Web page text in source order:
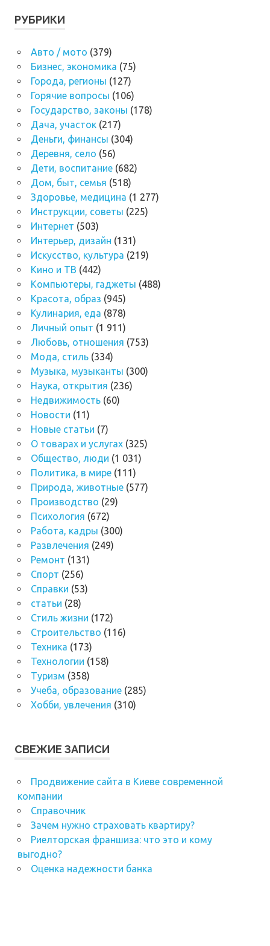
РУБРИКИ
Авто / мото (379)
Бизнес, экономика (75)
Города, регионы (127)
Горячие вопросы (106)
Государство, законы (178)
Дача, участок(217)
Деньги, финансы (304)
Деревня, село (56)
Дети, воспитание(682)
Дом, быт, семья (518)
Здоровье, медицина (1 277)
Инструкции, советы (225)
Интернет (503)
Интерьер, дизайн (131)
Искусство, культура (219)
Кино и ТВ (442)
Компьютеры, гаджеты (488)
Красота, образ (945)
Кулинария, еда (878)
Личный опыт (1 911)
Любовь, отношения (753)
Мода, стиль(334)
Музыка, музыканты (300)
Наука, открытия (236)
Недвижимость(60)
Новости (11)
Новые статьи (7)
О товарах и услугах(325)
Общество, люди (1 031)
Политика, в мире(111)
Природа, животные(577)
Производство (29)
Психология (672)
Работа, кадры (300)
Развлечения (249)
Ремонт (131)
Спорт (256)
Справки (53)
статьи (28)
Стиль жизни (172)
Строительство (116)
Техника (173)
Технологии (158)
Туризм (358)
Учеба, образование(285)
Хобби, увлечения (310)
СВЕЖИЕ ЗАПИСИ
Продвижение сайта в Киеве современной
компании
Справочник
Зачем нужно страховать квартиру?
Риелторская франшиза: что это и кому
выгодно?
Оценка надежности банка